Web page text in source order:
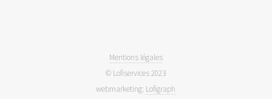
Mentions légales
© Lofiservices 2023
webmarketing: Lofigraph